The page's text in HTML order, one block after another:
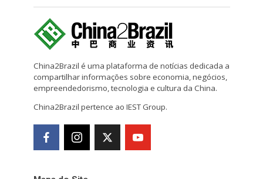
China2Brazil é uma plataforma de notícias dedicada a
compartilhar informações sobre economia, negócios,
empreendedorismo, tecnologia e cultura da China.
China2Brazil pertence ao IEST Group.